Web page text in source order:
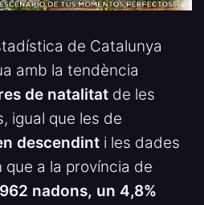
de Catalunya
amb la tendència
de natalitat de les
igual que les de
descendint i les dades
a la província de
nadons, un 4,8%